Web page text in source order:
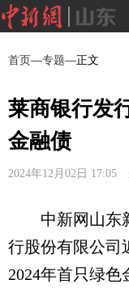
首页—专题—正文
莱商银行发
金融债
2024年12月02日 17:05
中新网山东新
行股份有限公司
2024年首只绿